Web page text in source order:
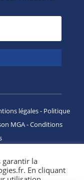
légales- Politique
MGA-Conditions
garantir la
En cliquant